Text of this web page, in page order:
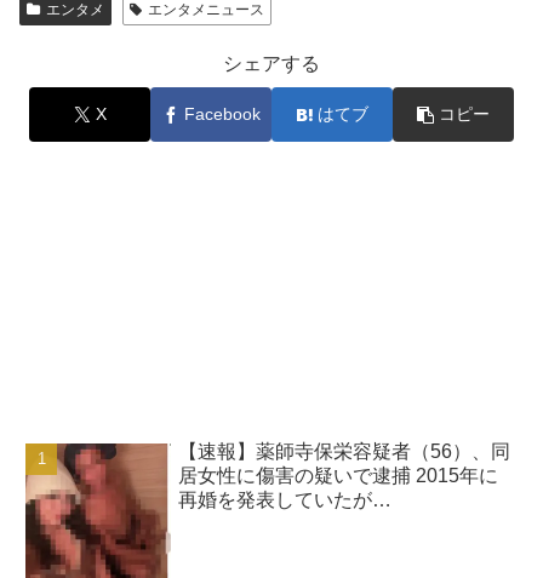
エンタメ エンタメニュース
シェアする
X Facebook はてブ コピー
【速報】薬師寺保栄容疑者（56）、同
居女性に傷害の疑いで逮捕 2015年に
再婚を発表していたが…